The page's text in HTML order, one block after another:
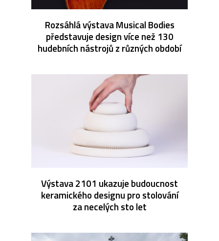
Rozsáhlá výstava Musical Bodies
představuje design více než 130
hudebních nástrojů z různých období
Výstava 2101 ukazuje budoucnost
keramického designu pro stolování
za necelých sto let